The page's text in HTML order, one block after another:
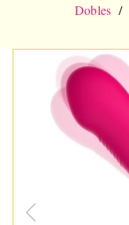
Dobles